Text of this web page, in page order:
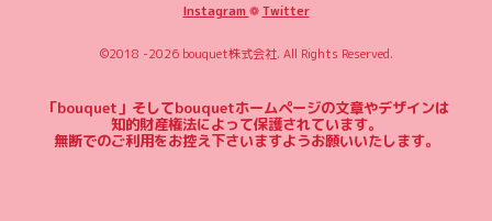
Instagram ❁Twitter
©2018 -2026 bouquet株式会社. All Rights Reserved.
「bouquet」そしてbouquetホームページの文章やデザインは
知的財産権法によって保護されています。
無断でのご利用をお控え下さいますようお願いいたします。